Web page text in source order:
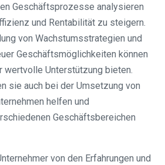
Geschäftsprozesse analysieren
und Rentabilität zu steigern.
von Wachstumsstrategien und
Geschäftsmöglichkeiten können
wertvolle Unterstützung bieten.
sie auch bei der Umsetzung von
helfen und
Geschäftsbereichen
von den Erfahrungen und